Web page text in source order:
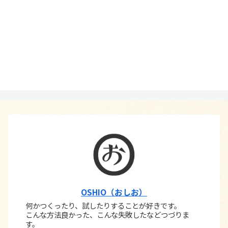
OSHIO（おしお）
何かつくったり、試したりすることが好きです。
こんな方法良かった、こんな失敗したなどつづりま
す。